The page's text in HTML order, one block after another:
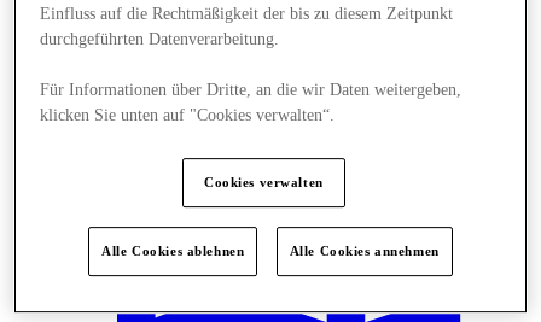
Einfluss auf die Rechtmäßigkeit der bis zu diesem Zeitpunkt
durchgeführten Datenverarbeitung.
Für Informationen über Dritte, an die wir Daten weitergeben,
klicken Sie unten auf "Cookies verwalten“.
Cookies verwalten
Alle Cookies ablehnen Alle Cookies annehmen